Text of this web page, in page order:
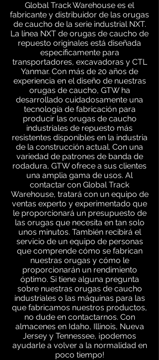
Global Track Warehouse es el
fabricante y distribuidor de las orugas
de caucho de la serie industrial NXT.
La línea NXT de orugas de caucho de
repuesto originales está diseñada
específicamente para
transportadores, excavadoras y CTL
Yanmar. Con más de 20 años de
experiencia en el diseño de nuestras
orugas de caucho, GTW ha
desarrollado cuidadosamente una
tecnología de fabricación para
producir las orugas de caucho
industriales de repuesto más
resistentes disponibles en la industria
de la construcción actual. Con una
variedad de patrones de banda de
rodadura, GTW ofrece a sus clientes
una amplia gama de usos. Al
contactar con Global Track
Warehouse, tratará con un equipo de
ventas experto y experimentado que
le proporcionará un presupuesto de
las orugas que necesita en tan solo
unos minutos. También recibirá el
servicio de un equipo de personas
que comprende cómo se fabrican
nuestras orugas y cómo le
proporcionarán un rendimiento
óptimo. Si tiene alguna pregunta
sobre nuestras orugas de caucho
industriales o las máquinas para las
que fabricamos nuestros productos,
no dude en contactarnos. Con
almacenes en Idaho, Illinois, Nueva
Jersey y Tennessee, ¡podemos
ayudarle a volver a la normalidad en
poco tiempo!